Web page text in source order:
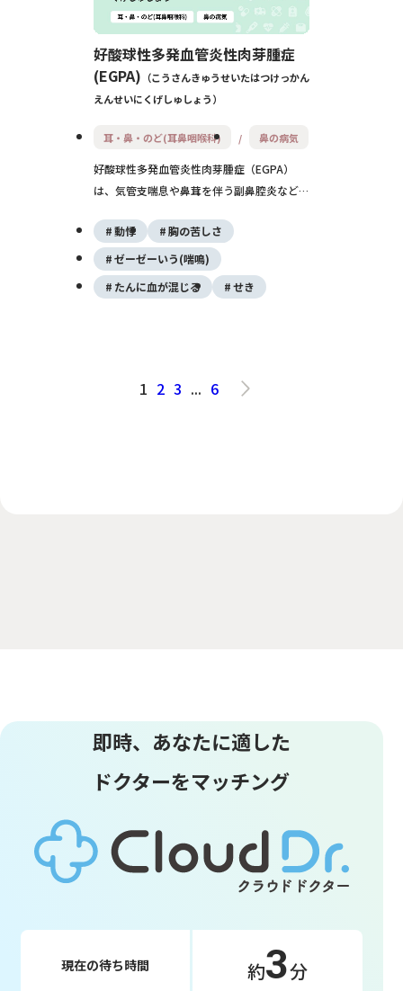
好酸球性多発血管炎性肉芽腫症
(EGPA)
こうさんきゅうせいたはつけっかん
えんせいにくげしゅしょう
耳・鼻・のど(耳鼻咽喉科) 鼻の病気
好酸球性多発血管炎性肉芽腫症（EGPA）
は、気管支喘息や鼻茸を伴う副鼻腔炎などの
酸球が増えて全身の細い血管に炎症（血管
炎）を起こす指定難病です。発熱・しびれ・
皮疹・息苦しさなどが出現し、放置すると心
臓・腎臓など臓器障害につながるため、早期
動悸
胸の苦しさ
ゼーゼーいう(喘鳴)
たんに血が混じる
せき
1 2 3 ... 6
即時、あなたに適した
ドクターをマッチング
現在の待ち時間 約3分